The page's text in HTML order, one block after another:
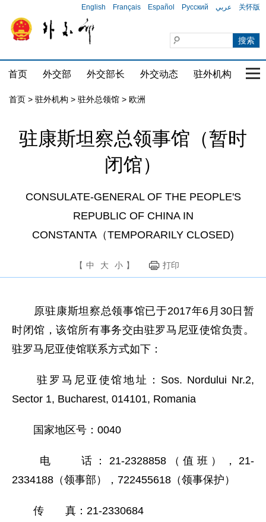
English Français Español Русский عربي 关怀版
首页 外交部 外交部长 外交动态 驻外机构 国
首页 > 驻外机构 > 驻外总领馆 > 欧洲
驻康斯坦察总领事馆（暂时
闭馆）
CONSULATE-GENERAL OF THE PEOPLE'S
REPUBLIC OF CHINA IN
CONSTANTA（TEMPORARILY CLOSED)
【 中 大 小 】 打印
原驻康斯坦察总领事馆已于2017年6月30日暂
时闭馆，该馆所有事务交由驻罗马尼亚使馆负责。
驻罗马尼亚使馆联系方式如下：
驻罗马尼亚使馆地址：Sos. Nordului Nr.2,
Sector 1, Bucharest, 014101, Romania
国家地区号：0040
电 话：21-2328858（值班），21-
2334188（领事部），722455618（领事保护）
传 真：21-2330684